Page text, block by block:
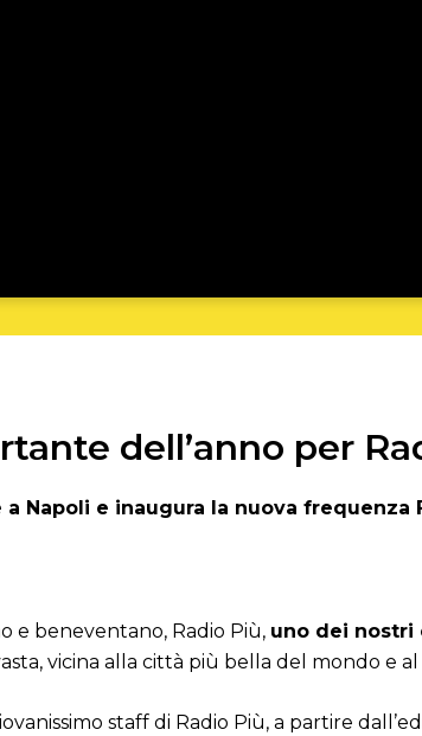
dell’anno per
Napoli e inaugura la nuova frequenza
e beneventano, Radio Più, uno dei nostri
vicina alla città più bella del mondo e
staff di Radio Più, a partire